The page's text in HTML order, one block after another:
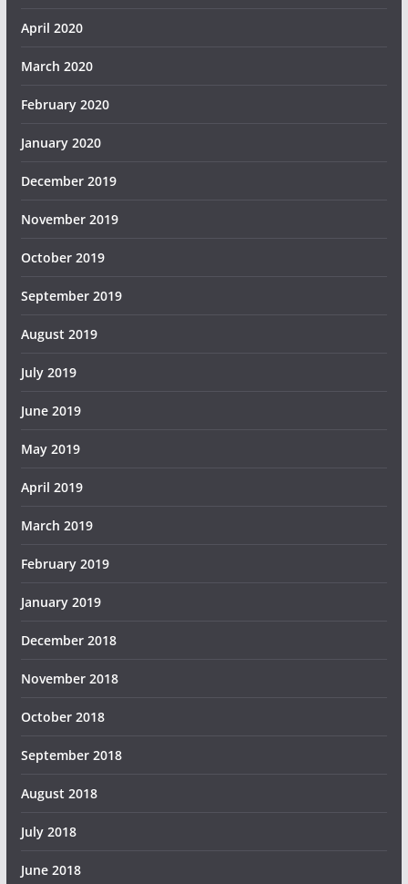
April 2020
March 2020
February 2020
January 2020
December 2019
November 2019
October 2019
September 2019
August 2019
July 2019
June 2019
May 2019
April 2019
March 2019
February 2019
January 2019
December 2018
November 2018
October 2018
September 2018
August 2018
July 2018
June 2018